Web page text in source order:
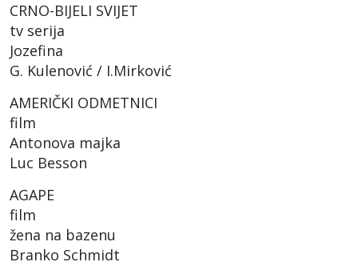
CRNO-BIJELI SVIJET
tv serija
Jozefina
G. Kulenović / I.Mirković
AMERIČKI ODMETNICI
film
Antonova majka
Luc Besson
AGAPE
film
žena na bazenu
Branko Schmidt